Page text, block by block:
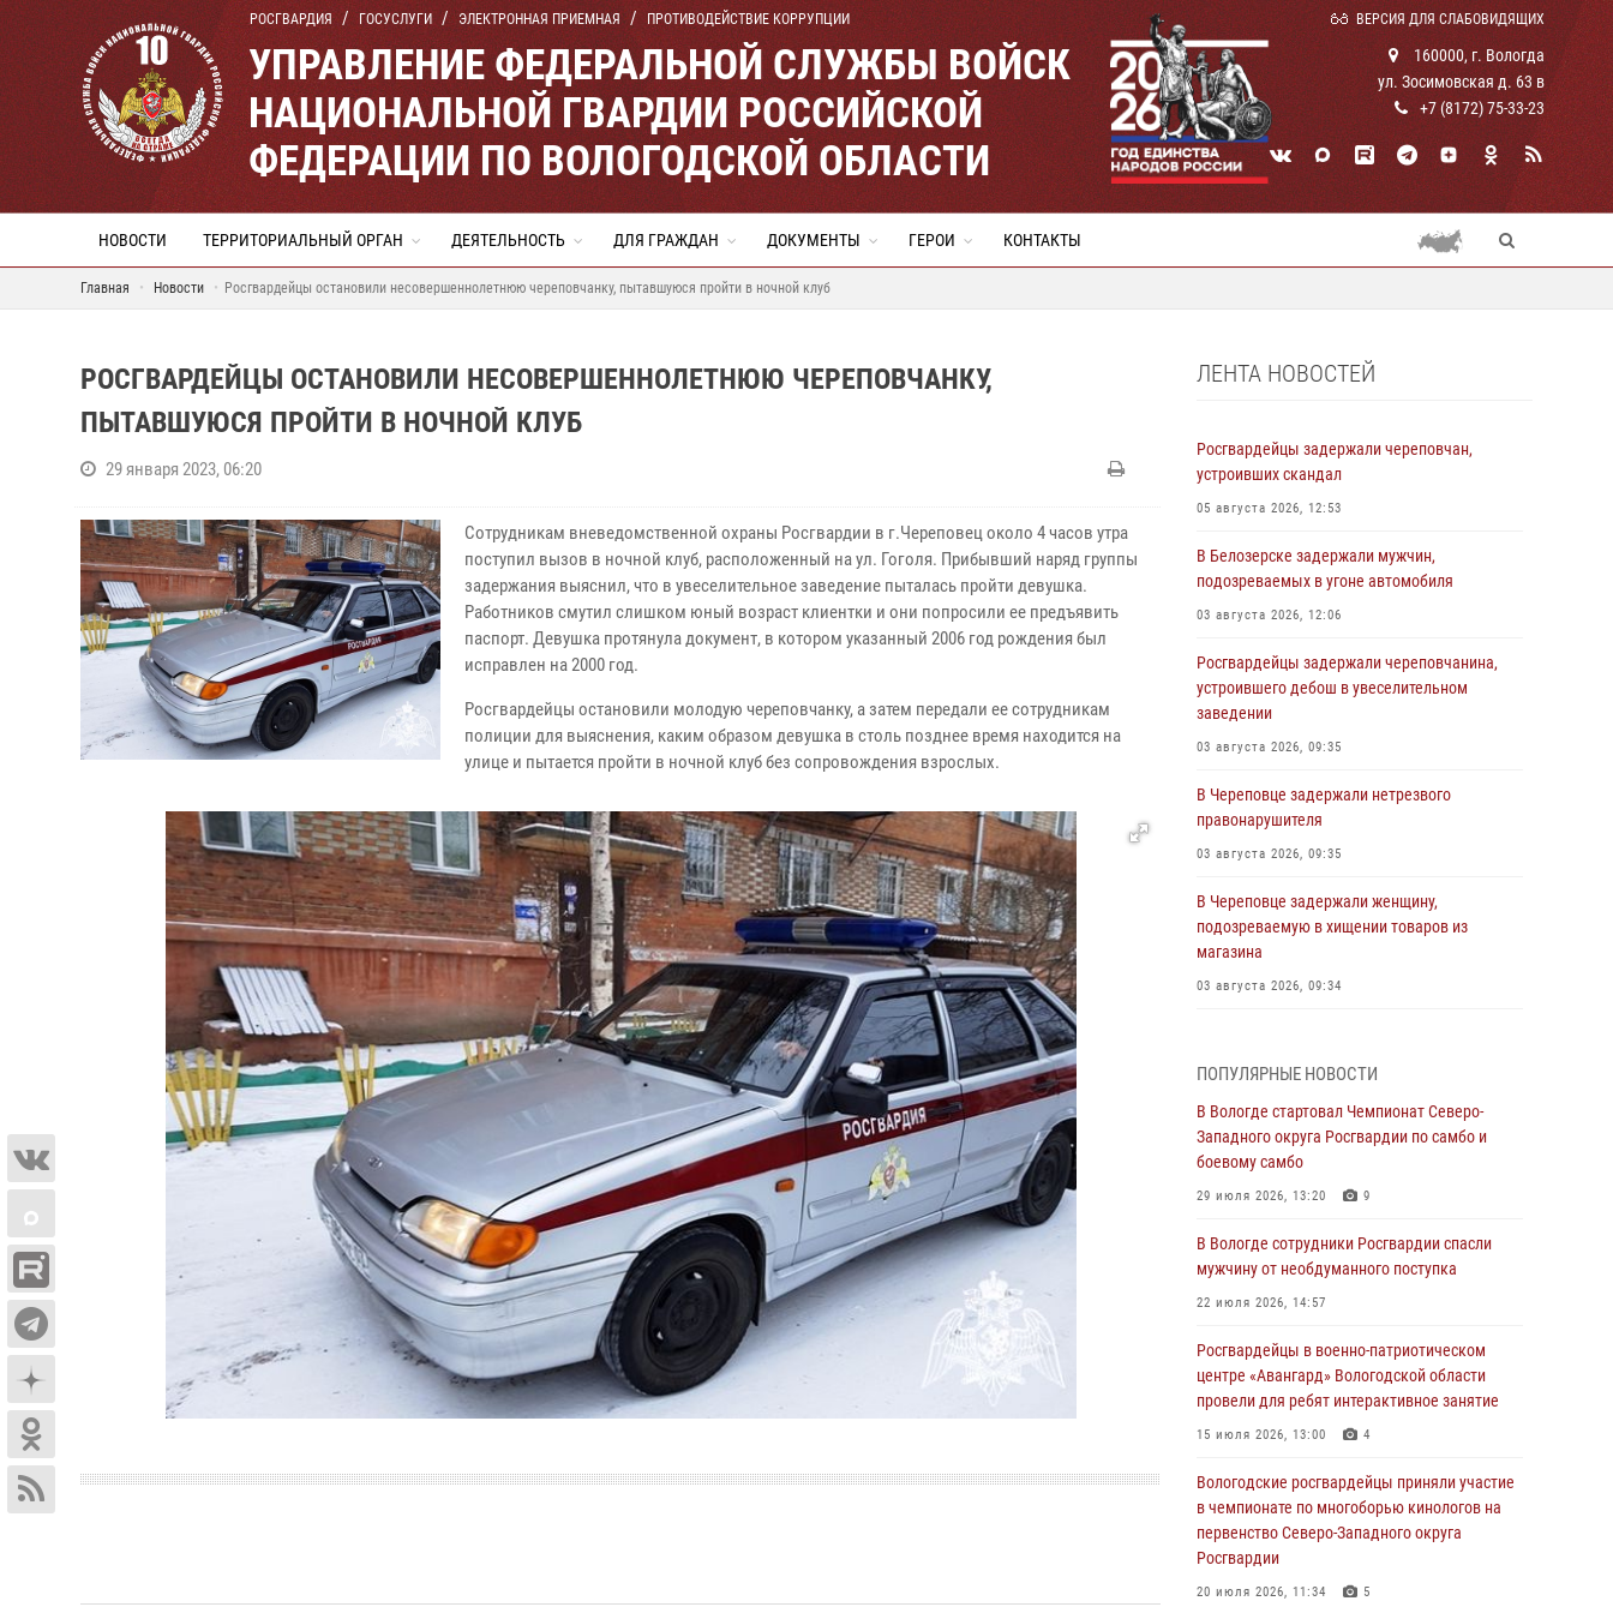
РОСГВАРДИЯ ГОСУСЛУГИ ЭЛЕКТРОННАЯ ПРИЕМНАЯ ПРОТИВОДЕЙСТВИЕ КОРРУПЦИИ ВЕРСИЯ ДЛЯ СЛАБОВИДЯЩИХ
УПРАВЛЕНИЕ ФЕДЕРАЛЬНОЙ СЛУЖБЫ ВОЙСК
НАЦИОНАЛЬНОЙ ГВАРДИИ РОССИЙСКОЙ
ФЕДЕРАЦИИ ПО ВОЛОГОДСКОЙ ОБЛАСТИ
160000, г. Вологда
ул. Зосимовская д. 63 в
+7 (8172) 75-33-23
НОВОСТИ ТЕРРИТОРИАЛЬНЫЙ ОРГАН ДЕЯТЕЛЬНОСТЬ ДЛЯ ГРАЖДАН ДОКУМЕНТЫ ГЕРОИ КОНТАКТЫ
Главная Новости Росгвардейцы остановили несовершеннолетнюю череповчанку, пытавшуюся пройти в ночной клуб
РОСГВАРДЕЙЦЫ ОСТАНОВИЛИ НЕСОВЕРШЕННОЛЕТНЮЮ ЧЕРЕПОВЧАНКУ,
ПЫТАВШУЮСЯ ПРОЙТИ В НОЧНОЙ КЛУБ
29 января 2023, 06:20
Сотрудникам вневедомственной охраны Росгвардии в г.Череповец около 4 часов утра
поступил вызов в ночной клуб, расположенный на ул. Гоголя. Прибывший наряд группы
задержания выяснил, что в увеселительное заведение пыталась пройти девушка.
Работников смутил слишком юный возраст клиентки и они попросили ее предъявить
паспорт. Девушка протянула документ, в котором указанный 2006 год рождения был
исправлен на 2000 год.
Росгвардейцы остановили молодую череповчанку, а затем передали ее сотрудникам
полиции для выяснения, каким образом девушка в столь позднее время находится на
улице и пытается пройти в ночной клуб без сопровождения взрослых.
ЛЕНТА НОВОСТЕЙ
Росгвардейцы задержали череповчан,
устроивших скандал
05 августа 2026, 12:53
В Белозерске задержали мужчин,
подозреваемых в угоне автомобиля
03 августа 2026, 12:06
Росгвардейцы задержали череповчанина,
устроившего дебош в увеселительном
заведении
03 августа 2026, 09:35
В Череповце задержали нетрезвого
правонарушителя
03 августа 2026, 09:35
В Череповце задержали женщину,
подозреваемую в хищении товаров из
магазина
03 августа 2026, 09:34
округа Росгвардии по спортивному и боевому
самбо
03 августа 2026, 08:54 8 1
ЗА МИНУВШУЮ НЕДЕЛЮ СОТРУДНИКАМИ
В ВОЛОГОДСКОЙ ОБЛАСТИ ЗАДЕРЖАНО 23
ПРАВОНАРУШИТЕЛЯ
02 августа 2026, 10:37
Росгвардейцы в г. Соколе задержали
несовершеннолетнего нарушителя
на питбайке
31 июля 2026, 06:43
В Вологде стартовал Чемпионат Северо-
Западного округа Росгвардии по самбо и
боевому самбо
29 июля 2026, 13:20
ПОПУЛЯРНЫЕ НОВОСТИ
В Вологде стартовал Чемпионат Северо-
Западного округа Росгвардии по самбо и
боевому самбо
29 июля 2026, 13:20 9
В Вологде сотрудники Росгвардии спасли
мужчину от необдуманного поступка
22 июля 2026, 14:57
Росгвардейцы в военно-патриотическом
центре «Авангард» Вологодской области
провели для ребят интерактивное занятие
15 июля 2026, 13:00 4
Вологодские росгвардейцы приняли участие
в чемпионате по многоборью кинологов на
первенство Северо-Западного округа
Росгвардии
20 июля 2026, 11:34 5